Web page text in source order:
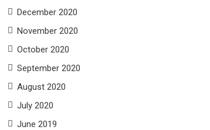
December 2020
November 2020
October 2020
September 2020
August 2020
July 2020
June 2019